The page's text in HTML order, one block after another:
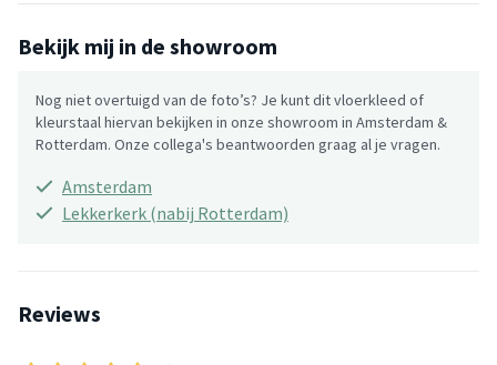
Bekijk mij in de showroom
Nog niet overtuigd van de foto’s? Je kunt dit vloerkleed of
kleurstaal hiervan bekijken in onze showroom in Amsterdam &
Rotterdam. Onze collega's beantwoorden graag al je vragen.
Amsterdam
Lekkerkerk (nabij Rotterdam)
Reviews